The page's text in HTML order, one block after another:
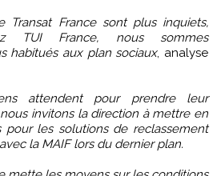
Transat France sont plus inquiets,
TUI France, nous sommes
habitués aux plan sociaux, analyse
attendent pour prendre leur
invitons la direction à mettre en
pour les solutions de reclassement
la MAIF lors du dernier plan.